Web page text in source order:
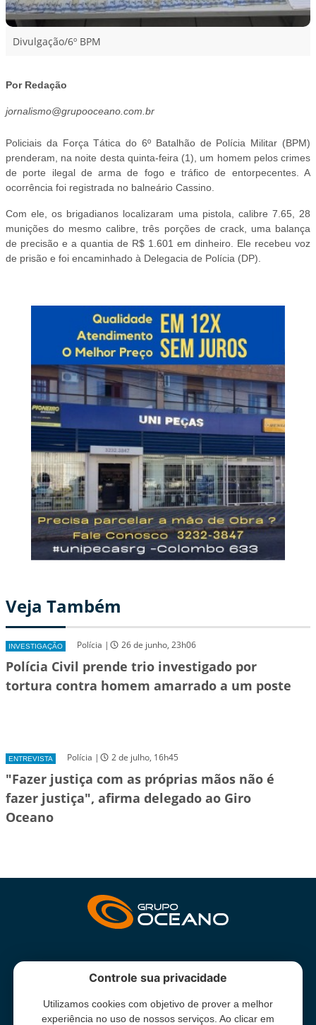
Divulgação/6º BPM
Por Redação
jornalismo@grupooceano.com.br
Policiais da Força Tática do 6º Batalhão de Polícia Militar (BPM)
prenderam, na noite desta quinta-feira (1), um homem pelos crimes
de porte ilegal de arma de fogo e tráfico de entorpecentes. A
ocorrência foi registrada no balneário Cassino.
Com ele, os brigadianos localizaram uma pistola, calibre 7.65, 28
munições do mesmo calibre, três porções de crack, uma balança
de precisão e a quantia de R$ 1.601 em dinheiro. Ele recebeu voz
de prisão e foi encaminhado à Delegacia de Polícia (DP).
Veja Também
INVESTIGAÇÃO Polícia | 26 de junho, 23h06
Polícia Civil prende trio investigado por
tortura contra homem amarrado a um poste
ENTREVISTA Polícia | 2 de julho, 16h45
"Fazer justiça com as próprias mãos não é
fazer justiça", afirma delegado ao Giro
Oceano
INSTITUCIONAL
Grupo Oceano - Todos direitos reservados -
Controle sua privacidade
Utilizamos cookies com objetivo de prover a melhor
experiência no uso de nossos serviços. Ao clicar em